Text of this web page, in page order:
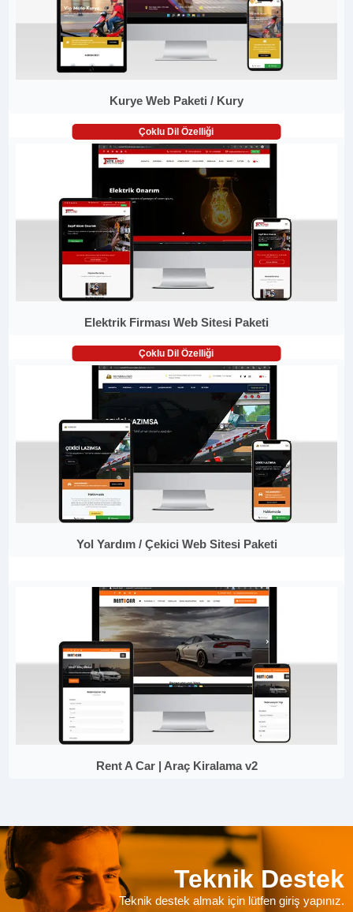
Kurye Web Paketi / Kury
Çoklu Dil Özelliği
Elektrik Firması Web Sitesi Paketi
Çoklu Dil Özelliği
Yol Yardım / Çekici Web Sitesi Paketi
Rent A Car | Araç Kiralama v2
Teknik Destek
Teknik destek almak için lütfen giriş yapınız.